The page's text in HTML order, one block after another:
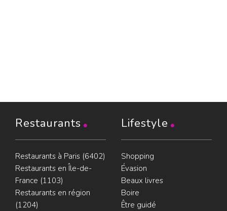
Restaurants
Restaurants à Paris (6402)
Restaurants en Île-de-
France (1103)
Restaurants en région
(1204)
Lifestyle
Shopping
Évasion
Beaux livres
Boire
Être guidé